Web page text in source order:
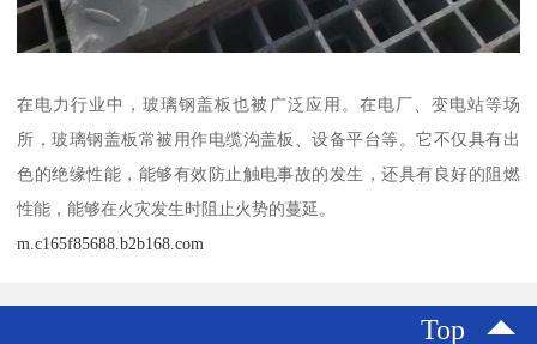
在电力行业中，玻璃钢盖板也被广泛应用。在电厂、变电站等场
所，玻璃钢盖板常被用作电缆沟盖板、设备平台等。它不仅具有出
色的绝缘性能，能够有效防止触电事故的发生，还具有良好的阻燃
性能，能够在火灾发生时阻止火势的蔓延。
m.c165f85688.b2b168.com
Top